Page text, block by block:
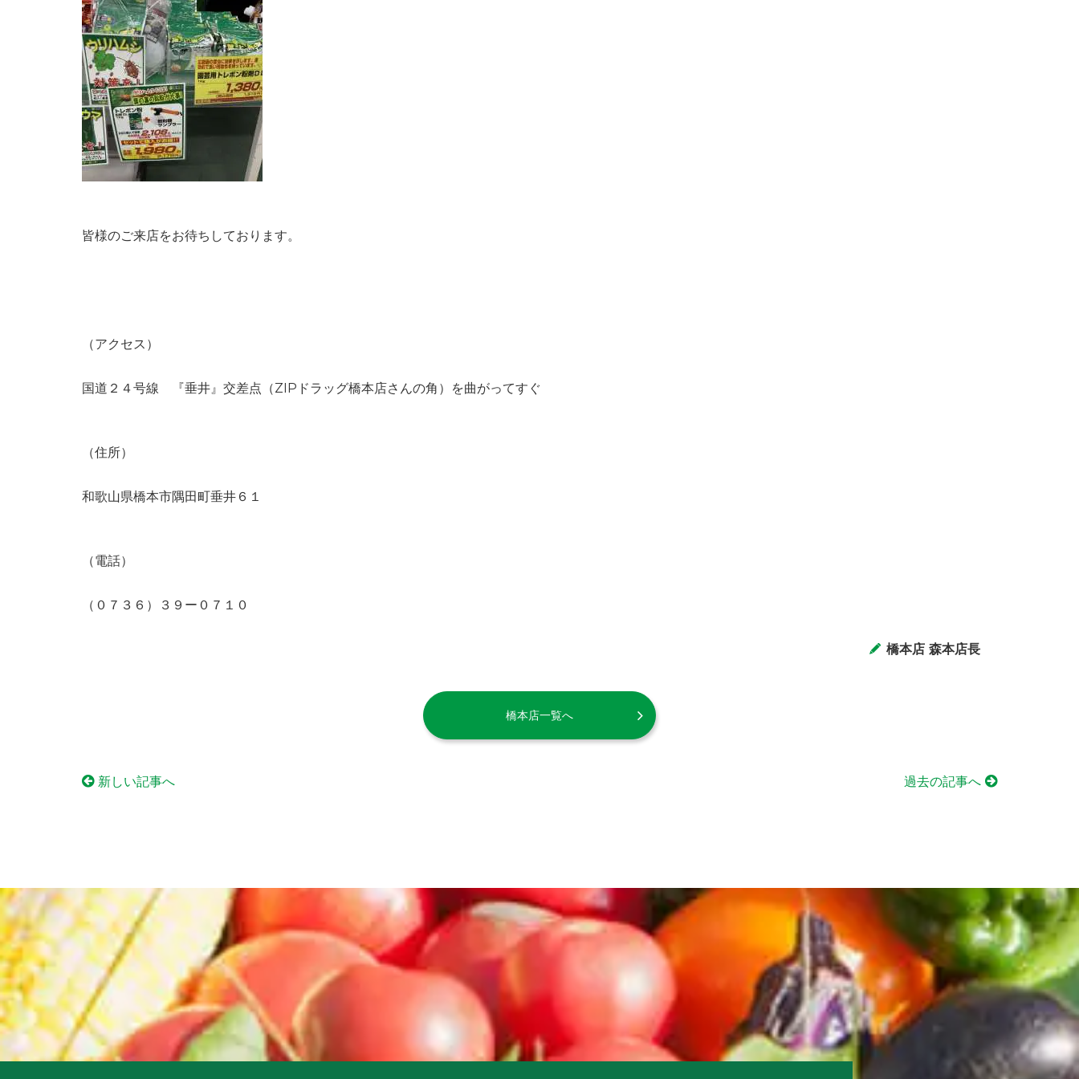
皆様のご来店をお待ちしております。
（アクセス）
国道２４号線 『垂井』交差点（ZIPドラッグ橋本店さんの角）を曲がってすぐ
（住所）
和歌山県橋本市隅田町垂井６１
（電話）
（０７３６）３９ー０７１０
橋本店 森本店長
橋本店一覧へ
新しい記事へ 過去の記事へ